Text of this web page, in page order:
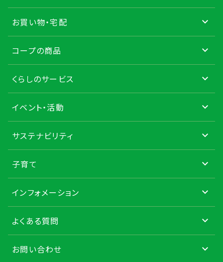
お買い物・宅配
コープの商品
くらしのサービス
イベント・活動
サステナビリティ
子育て
インフォメーション
よくある質問
お問い合わせ